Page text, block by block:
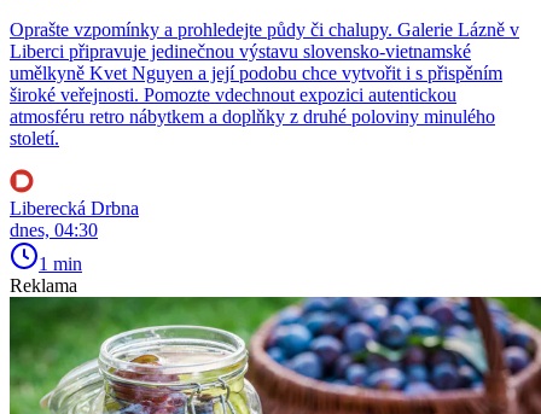
Oprašte vzpomínky a prohledejte půdy či chalupy. Galerie Lázně v
Liberci připravuje jedinečnou výstavu slovensko-vietnamské
umělkyně Kvet Nguyen a její podobu chce vytvořit i s přispěním
široké veřejnosti. Pomozte vdechnout expozici autentickou
atmosféru retro nábytkem a doplňky z druhé poloviny minulého
století.
Liberecká Drbna
dnes, 04:30
1 min
Reklama